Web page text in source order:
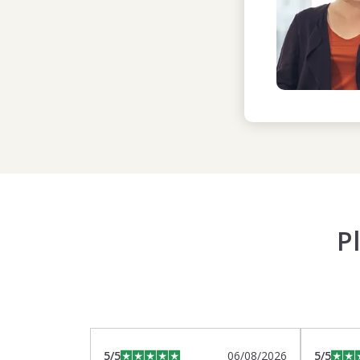
5/5 06/08/2026 5/5